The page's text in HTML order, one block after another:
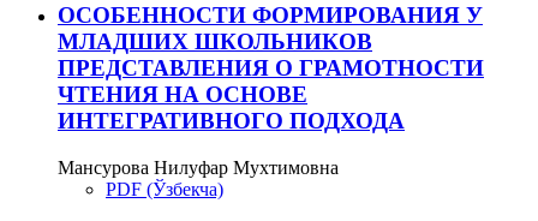
ОСОБЕННОСТИ ФОРМИРОВАНИЯ У
МЛАДШИХ ШКОЛЬНИКОВ
ПРЕДСТАВЛЕНИЯ О ГРАМОТНОСТИ
ЧТЕНИЯ НА ОСНОВЕ
ИНТЕГРАТИВНОГО ПОДХОДА
Мансурова Нилуфар Мухтимовна
PDF (Ўзбекча)